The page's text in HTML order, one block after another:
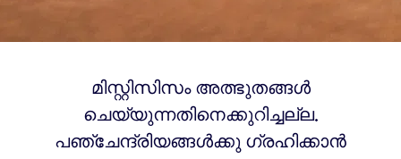
മിസ്റ്റിസിസം അത്ഭുതങ്ങൾ
ചെയ്യുന്നതിനെക്കുറിച്ചല്ല.
പഞ്ചേന്ദ്രിയങ്ങൾക്കു ഗ്രഹിക്കാൻ